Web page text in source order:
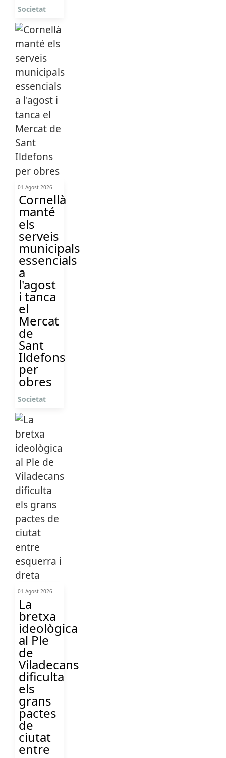
Societat
01 Agost 2026
Cornellà
manté
els
serveis
municipals
essencials
a
l'agost
i tanca
el
Mercat
de
Sant
Ildefons
per
obres
Societat
01 Agost 2026
La
bretxa
ideològica
al Ple
de
Viladecans
dificulta
els
grans
pactes
de
ciutat
entre